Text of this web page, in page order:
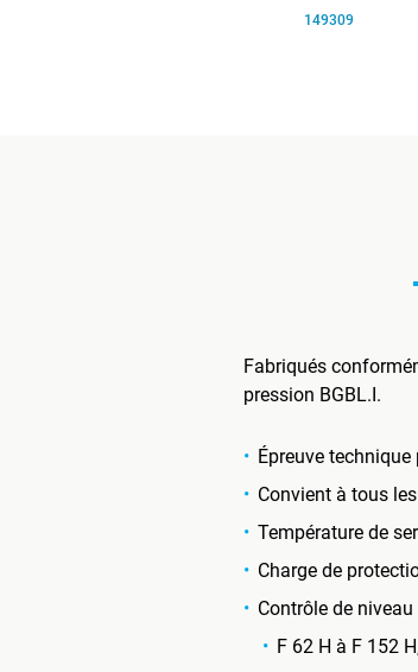
149309
Fabriqués
pression BGBL.I.
Épreuve
Convient à tous
Température de
Charge de
Contrôle de
F 62 H à F 152